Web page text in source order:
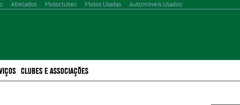
Atrelados Motoclubes Motos Usadas Automóveis Usados
CLUBES E ASSOCIAÇÕES